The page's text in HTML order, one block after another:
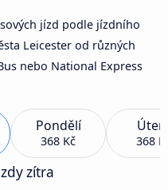
jízd podle jízdního
Leicester od různých
nebo National Express
Pondělí
368 Kč 368
zítra